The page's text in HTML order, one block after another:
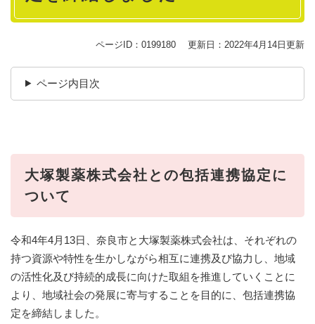
ページID：0199180 更新日：2022年4月14日更新
ページ内目次
大塚製薬株式会社との包括連携協定に
ついて
令和4年4月13日、奈良市と大塚製薬株式会社は、それぞれの
持つ資源や特性を生かしながら相互に連携及び協力し、地域
の活性化及び持続的成長に向けた取組を推進していくことに
より、地域社会の発展に寄与することを目的に、包括連携協
定を締結しました。